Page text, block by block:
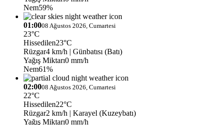
Nem59%
01:0008 Ağustos 2026, Cumartesi
23°C
Hissedilen23°C
Rüzgar4 km/h | Günbatısı (Batı)
Yağış Miktarı0 mm/h
Nem61%
02:0008 Ağustos 2026, Cumartesi
22°C
Hissedilen22°C
Rüzgar2 km/h | Karayel (Kuzeybatı)
Yağış Miktarı0 mm/h